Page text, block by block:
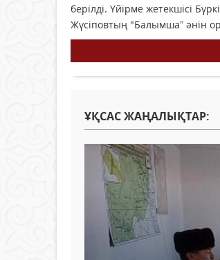
берілді. Үйірме жетекшісі
Жүсіповтың "Балымша” әнін
ҰҚСАС ЖАҢАЛЫҚТАР: